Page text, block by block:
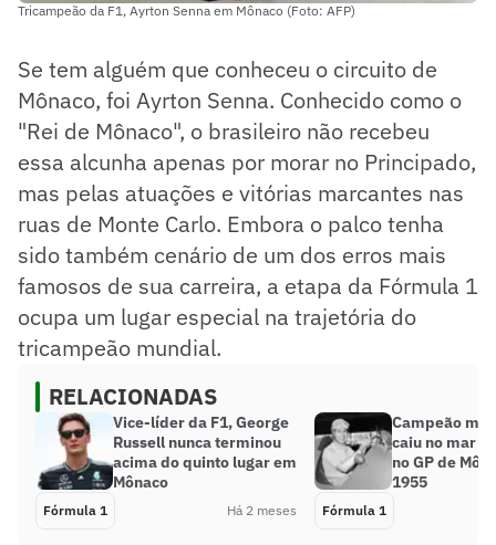
Tricampeão da F1, Ayrton Senna em Mônaco (Foto: AFP)
Se tem alguém que conheceu o circuito de
Mônaco, foi Ayrton Senna. Conhecido como o
"Rei de Mônaco", o brasileiro não recebeu
essa alcunha apenas por morar no Principado,
mas pelas atuações e vitórias marcantes nas
ruas de Monte Carlo. Embora o palco tenha
sido também cenário de um dos erros mais
famosos de sua carreira, a etapa da Fórmula 1
ocupa um lugar especial na trajetória do
tricampeão mundial.
RELACIONADAS
Vice-líder da F1, George
Russell nunca terminou
acima do quinto lugar em
Mônaco
Fórmula 1 Há 2 meses
Campeão
caiu no mar
no GP de
1955
Fórmula 1